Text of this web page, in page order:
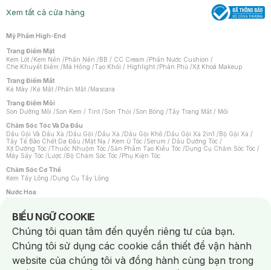
Xem tất cả cửa hàng
Mỹ Phẩm High-End
Trang Điểm Mặt
Kem Lót /Kem Nền /Phấn Nền /BB / CC Cream /Phấn Nước Cushion /
Che Khuyết Điểm /Má Hồng /Tạo Khối / Highlight /Phấn Phủ /Xịt Khoá Makeup
Trang Điểm Mắt
Kẻ Mày /Kẻ Mắt /Phấn Mắt /Mascara
Trang Điểm Môi
Son Dưỡng Môi /Son Kem / Tint /Son Thỏi /Son Bóng /Tẩy Trang Mắt / Môi
Chăm Sóc Tóc Và Da Đầu
Dầu Gội Và Dầu Xả /Dầu Gội /Dầu Xả /Dầu Gội Khô /Dầu Gội Xả 2in1 /Bộ Gội Xả /
Tẩy Tế Bào Chết Da Đầu /Mặt Nạ / Kem Ủ Tóc /Serum / Dầu Dưỡng Tóc /
Xịt Dưỡng Tóc /Thuốc Nhuộm Tóc /Sản Phẩm Tạo Kiểu Tóc /Dụng Cụ Chăm Sóc Tóc /
Máy Sấy Tóc /Lược /Bộ Chăm Sóc Tóc /Phụ Kiện Tóc
Chăm Sóc Cơ Thể
Kem Tẩy Lông /Dụng Cụ Tẩy Lông
Nước Hoa
Nước Hoa Nữ
Chăm Sóc Cá Nhân
Chống Muỗi /Khẩu Trang /Máy Massage/Mặt Nạ Xông Hơi /Nước Rửa Tay/
Sản Phẩm Chăm Sóc Khác /Bàn Chải Đánh Răng /Bàn Chải Điện/
Hỗ Trợ Trắng Răng/Kem Đánh Răng /Máy Tăm Nước/ Nước Súc Miệng/
Tăm / Chỉ Nha Khoa/ Xịt Thơm Miệng / Dung Dịch Vệ Sinh/Dưỡng Vùng Kín/
Khăn Ướt Vệ Sinh Vùng Kín/Băng Vệ Sinh/Tampon/Bọt Cạo Râu /Dao Cạo Râu/
Máy Cạo Râu
BIỂU NGỮ COOKIE
Notice about cookies usage
Chúng tôi quan tâm đến quyền riêng tư của bạn.
Chúng tôi sử dụng các cookie cần thiết để vận hành
website của chúng tôi và đồng hành cùng bạn trong